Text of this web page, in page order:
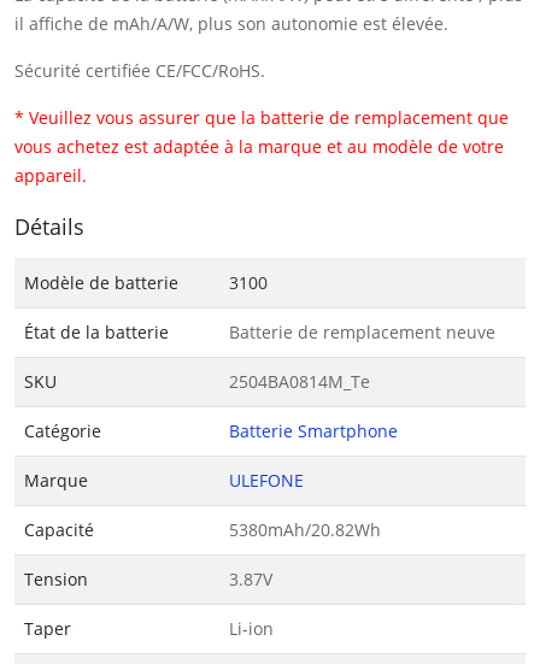
il affiche de mAh/A/W, plus son autonomie est élevée.
Sécurité certifiée CE/FCC/RoHS.
* Veuillez vous assurer que la batterie de remplacement que
vous achetez est adaptée à la marque et au modèle de votre
appareil.
Détails
Modèle de batterie 3100
État de la batterie Batterie de remplacement neuve
SKU 2504BA0814M_Te
Catégorie Batterie Smartphone
Marque ULEFONE
Capacité 5380mAh/20.82Wh
Tension 3.87V
Taper Li-ion